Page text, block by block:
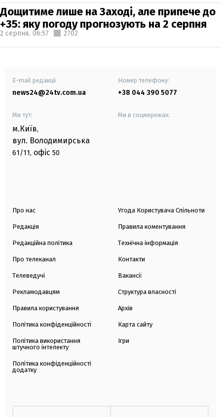
Дощитиме лише на Заході, але припече до
+35: яку погоду прогнозують на 2 серпня
2 серпня, 06:57 2702
E-mail редакції
news24@24tv.com.ua
Номер телефону:
+38 044 390 5077
Ми тут:
м.Київ,
вул. Володимирська
61/11, офіс 50
Ми в соцмережах:
Про нас
Редакція
Редакційна політика
Про телеканал
Телеведучі
Рекламодавцям
Правила користування
Політика конфіденційності
Політика використання
штучного інтелекту
Політика конфіденційності
додатку
Угода Користувача Спільноти
Правила коментування
Технічна інформація
Контакти
Вакансії
Структура власності
Архів
Карта сайту
Ігри